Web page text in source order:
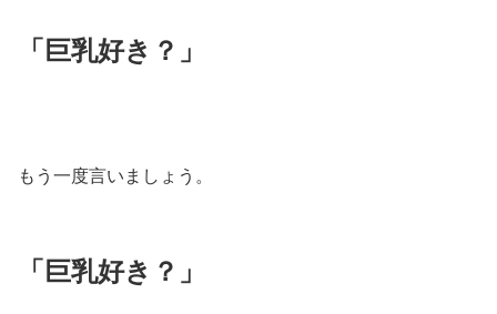
「巨乳好き？」
もう一度言いましょう。
「巨乳好き？」